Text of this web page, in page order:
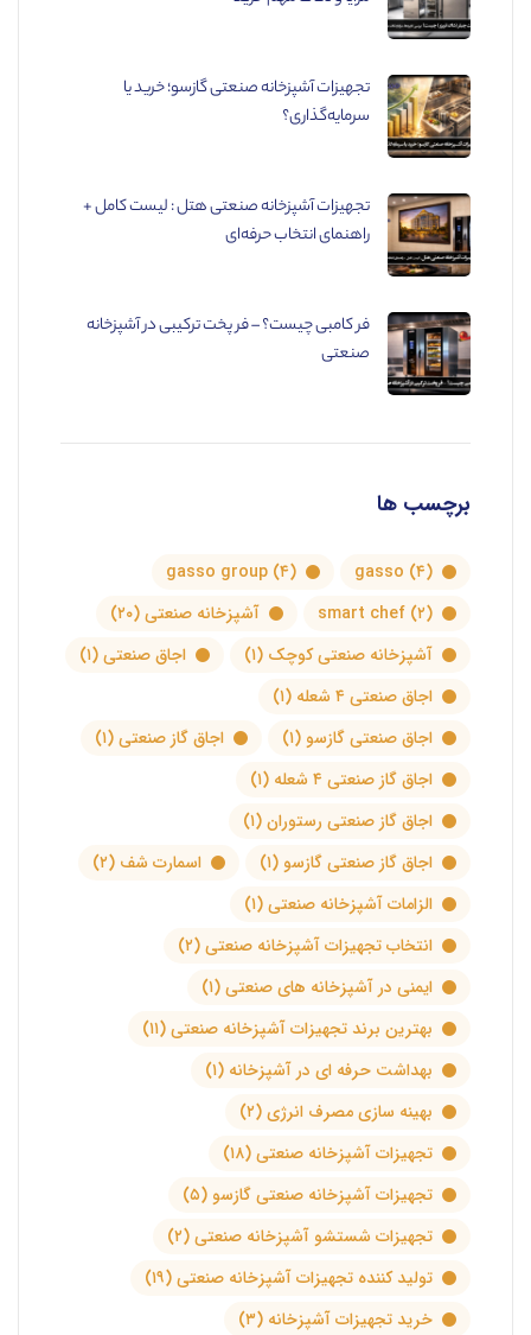
تجهیزات آشپزخانه صنعتی گازسو؛ خرید یا
سرمایه‌گذاری؟
تجهیزات آشپزخانه صنعتی هتل : لیست کامل +
راهنمای انتخاب حرفه‌ای
فر کامبی چیست؟ – فر پخت ترکیبی در آشپزخانه
صنعتی
برچسب ها
gasso (۴) gasso group (۴)
smart chef (۲) آشپزخانه صنعتی(۲۰)
آشپزخانه صنعتی کوچک (۱) اجاق صنعتی(۱)
اجاق صنعتی ۴ شعله
(۱)
اجاق صنعتی گازسو (۱) اجاق گاز صنعتی(۱)
اجاق گاز صنعتی ۴ شعله
(۱)
اجاق گاز صنعتی رستوران(۱)
اجاق گاز صنعتی گازسو (۱) اسمارت شف (۲)
الزامات آشپزخانه صنعتی(۱)
انتخاب تجهیزات آشپزخانه صنعتی(۲)
ایمنی در آشپزخانه های صنعتی(۱)
بهترین برند تجهیزات آشپزخانه صنعتی(۱۱)
بهداشت حرفه ای در آشپزخانه (۱)
بهینه سازی مصرف انرژی(۲)
تجهیزات آشپزخانه صنعتی(۱۸)
تجهیزات آشپزخانه صنعتی گازسو (۵)
تجهیزات شستشو آشپزخانه صنعتی(۲)
تولید کننده تجهیزات آشپزخانه صنعتی(۱۹)
خرید تجهیزات آشپزخانه (۳)